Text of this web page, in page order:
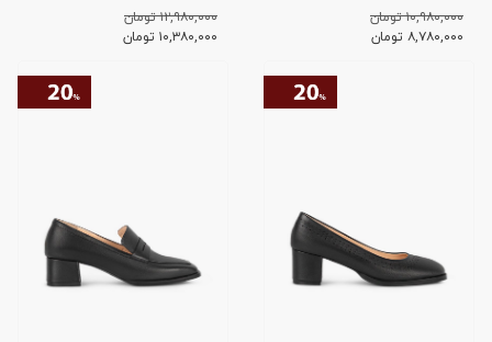
۱۰,۹۸۰,۰۰۰ تومان
۸,۷۸۰,۰۰۰ تومان
۱۲,۹۸۰,۰۰۰ تومان
۱۰,۳۸۰,۰۰۰ تومان